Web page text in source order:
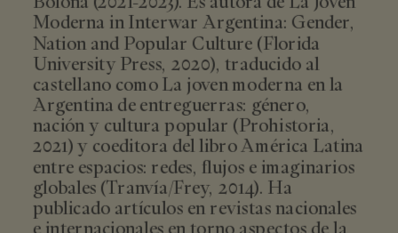
Moderna in Interwar Argentina: Gender,
Nation and Popular Culture (Florida
University Press, 2020), traducido al
castellano como La joven moderna en la
Argentina de entreguerras: género,
nación y cultura popular (Prohistoria,
2021) y coeditora del libro América Latina
entre espacios: redes, flujos e imaginarios
globales (Tranvía/Frey, 2014). Ha
publicado artículos en revistas nacionales